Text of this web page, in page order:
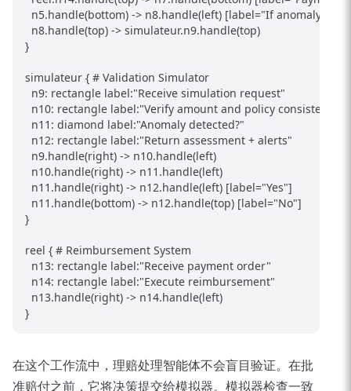
  n5.handle(bottom) -> n8.handle(left) [label="If anomaly"]
  n8.handle(top) -> simulateur.n9.handle(top)
}
simulateur { # Validation Simulator
  n9: rectangle label:"Receive simulation request"
  n10: rectangle label:"Verify amount and policy consistency"
  n11: diamond label:"Anomaly detected?"
  n12: rectangle label:"Return assessment + alerts"
  n9.handle(right) -> n10.handle(left)
  n10.handle(right) -> n11.handle(left)
  n11.handle(right) -> n12.handle(left) [label="Yes"]
  n11.handle(bottom) -> n12.handle(top) [label="No"]
}
reel { # Reimbursement System
  n13: rectangle label:"Receive payment order"
  n14: rectangle label:"Execute reimbursement"
  n13.handle(right) -> n14.handle(left)
在这个工作流中，理赔处理智能体不会盲目验证。在批
准赔付之前，它将决策提交给模拟器。模拟器检查一致